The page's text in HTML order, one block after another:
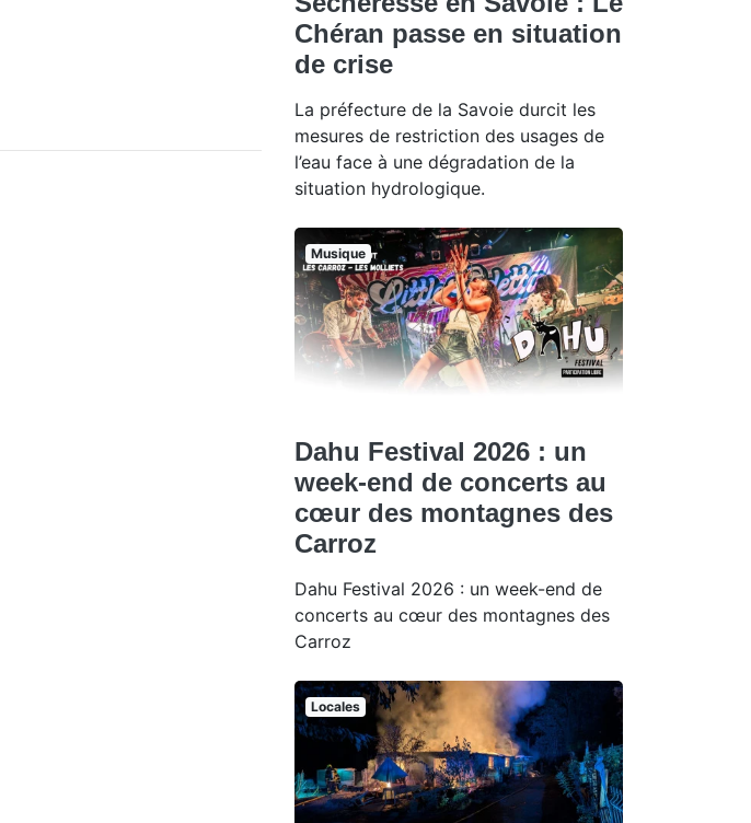
Chéran passe en situation
de crise
La préfecture de la Savoie durcit les
mesures de restriction des usages de
l’eau face à une dégradation de la
situation hydrologique.
Musique
Dahu Festival 2026 : un
week-end de concerts au
cœur des montagnes des
Carroz
Dahu Festival 2026 : un week-end de
concerts au cœur des montagnes des
Carroz
Locales